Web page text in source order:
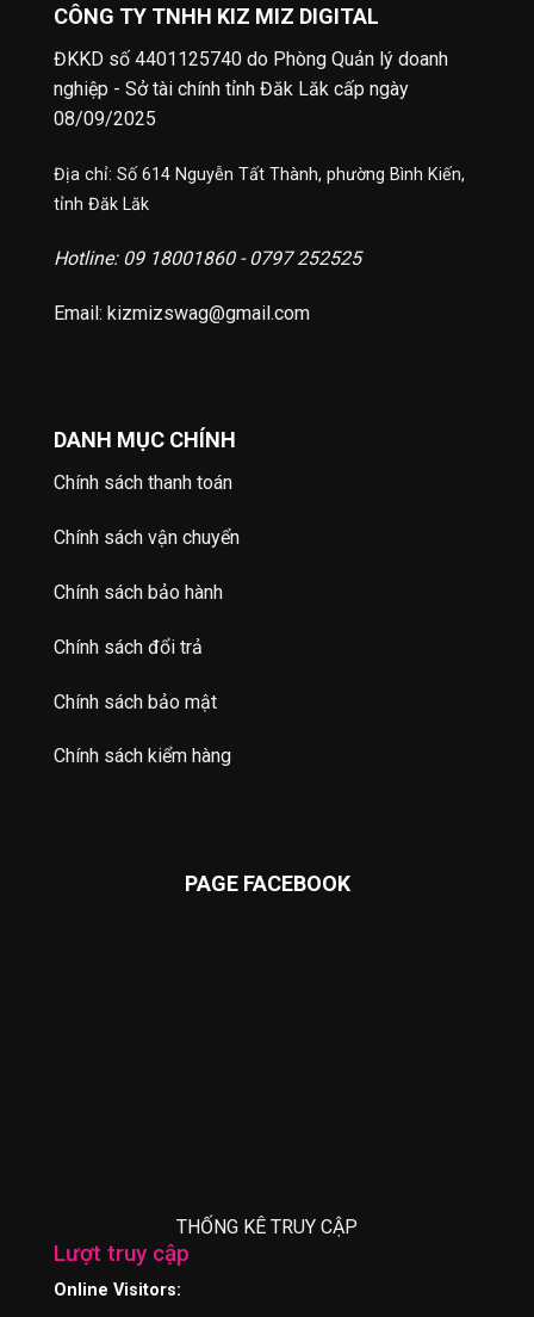
CÔNG TY TNHH KIZ MIZ DIGITAL
ĐKKD số 4401125740 do Phòng Quản lý doanh
nghiệp - Sở tài chính tỉnh Đăk Lăk cấp ngày
08/09/2025
Địa chỉ: Số 614 Nguyễn Tất Thành, phường Bình Kiến,
tỉnh Đăk Lăk
Hotline: 09 18001860 - 0797 252525
Email: kizmizswag@gmail.com
DANH MỤC CHÍNH
Chính sách thanh toán
Chính sách vận chuyển
Chính sách bảo hành
Chính sách đổi trả
Chính sách bảo mật
Chính sách kiểm hàng
PAGE FACEBOOK
THỐNG KÊ TRUY CẬP
Lượt truy cập
Online Visitors: